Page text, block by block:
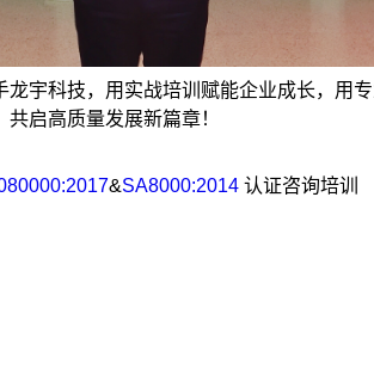
宇科技，用实战培训赋能企业成长，用
启高质量发展新篇章！
&SA8000:2014 认证咨询培训